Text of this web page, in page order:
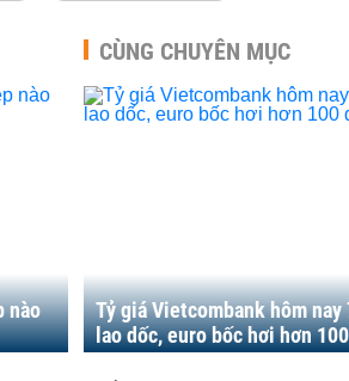
nào
CÙNG CHUYÊN MỤC
Tỷ giá Vietcombank hôm
lao dốc, euro bốc hơi hơn